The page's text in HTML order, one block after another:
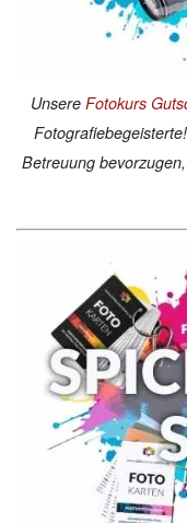
Unsere Fotokurs
Betreuung